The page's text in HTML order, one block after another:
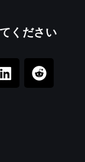
ください